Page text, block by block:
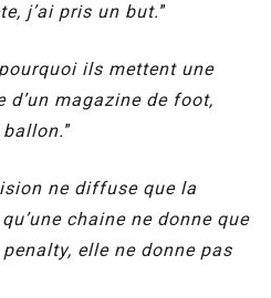
j’ai pris un but.”
ils mettent une
d’un magazine de foot,
”
ne diffuse que la
chaine ne donne que
penalty, elle ne donne pas